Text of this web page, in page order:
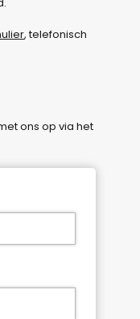
, telefonisch
ons op via het